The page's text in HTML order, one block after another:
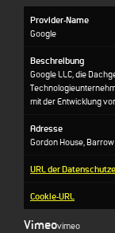
Provider-Name
Google
Beschreibung
Google LLC, die
mit der Entwicklung
Adresse
Gordon House,
URL der
Cookie-URL
Vimeovimeo